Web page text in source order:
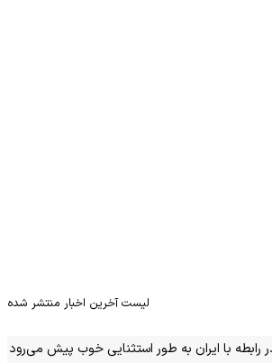
لیست آخرین اخبار منتشر شده
رابطه با ایران به طور استثنایی خوب پیش می‌رود